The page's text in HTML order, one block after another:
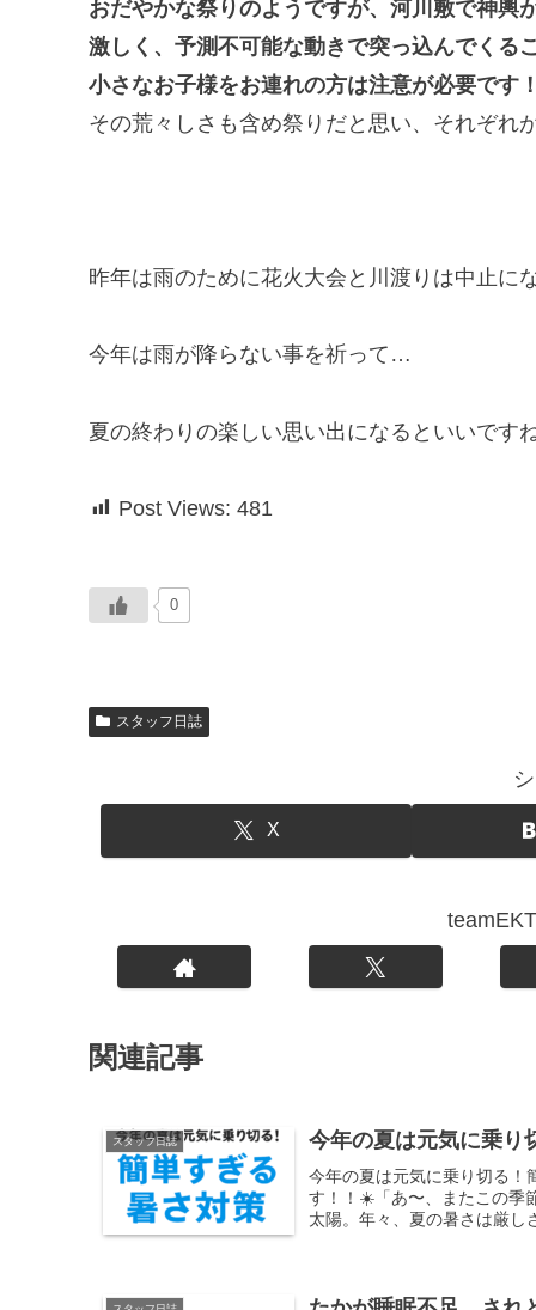
おだやかな祭りのようですが、河川敷で神輿
激しく、予測不可能な動きで突っ込んでくる
小さなお子様をお連れの方は注意が必要です
その荒々しさも含め祭りだと思い、それぞれ
昨年は雨のために花火大会と川渡りは中止に
今年は雨が降らない事を祈って…
夏の終わりの楽しい思い出になるといいです
Post Views: 481
0
スタッフ日誌
X
関連記事
スタッフ日誌 今年の夏は元気に乗り
今年の夏は元気に乗り切る！
す！！☀️「あ〜、またこの季
太陽。年々、夏の暑さは厳し